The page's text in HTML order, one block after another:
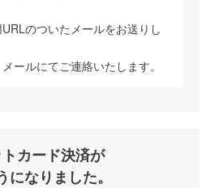
のついたメールをお送りし
ールにてご連絡いたします。
カード決済が
になりました。